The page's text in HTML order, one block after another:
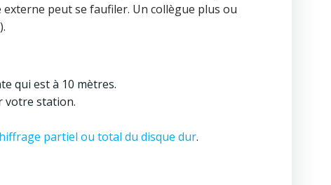
peut se faufiler. Un collègue plus ou
qui est à 10 mètres.
votre station.
partiel ou total du disque dur.